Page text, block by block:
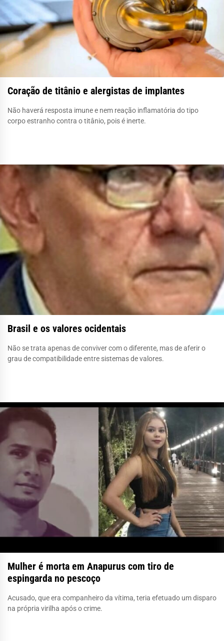
Coração de titânio e alergistas de implantes
Não haverá resposta imune e nem reação inflamatória do tipo
corpo estranho contra o titânio, pois é inerte.
Brasil e os valores ocidentais
Não se trata apenas de conviver com o diferente, mas de aferir o
grau de compatibilidade entre sistemas de valores.
Mulher é morta em Anapurus com tiro de
espingarda no pescoço
Acusado, que era companheiro da vítima, teria efetuado um disparo
na própria virilha após o crime.